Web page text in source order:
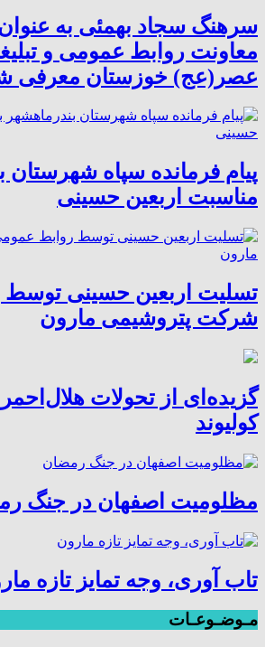
سرهنگ سجاد بهمئی به
معاونت روابط عمومی و
عصر(عج) خوزستان معرفی
پیام فرمانده سپاه شهرستان
مناسبت اربعین حسینی
تسلیت اربعین حسینی
شرکت پتروشیمی مارون
گزیده‌ای از تحولات
کولیوند
مظلومیت اصفهان در جنگ
تاب آوری، وجه تمایز تازه
مـوضـوعـات